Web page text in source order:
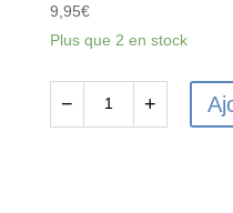
9,95€
Plus que 2 en stock
− +